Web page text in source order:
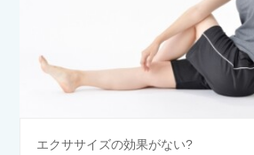
エクササイズの効果がない?